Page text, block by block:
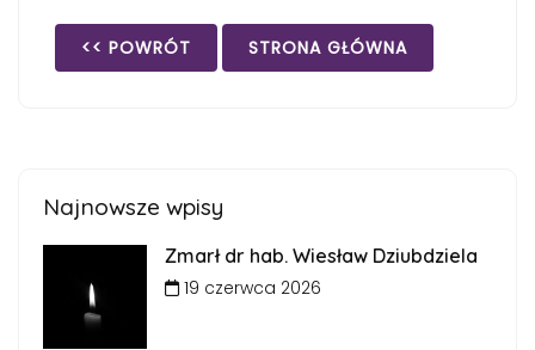
<< POWRÓT STRONA GŁÓWNA
Najnowsze wpisy
Zmarł dr hab. Wiesław Dziubdziela
19 czerwca 2026